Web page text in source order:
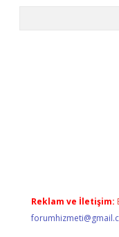
Reklam ve İletişim: